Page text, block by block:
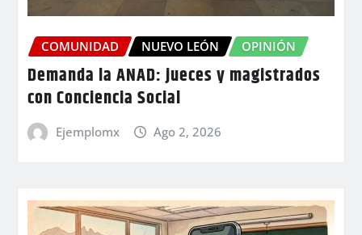
COMUNIDAD NUEVO LEÓN OPINIÓN
Demanda la ANAD: jueces y magistrados
con Conciencia Social
Ejemplomx Ago 2, 2026